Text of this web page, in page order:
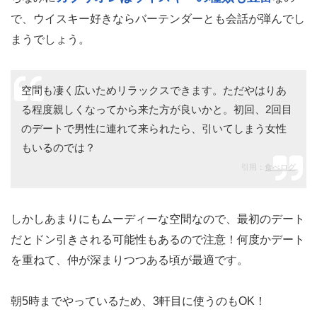
で、ウイスキー好きならバーテンダーとも会話が弾んでし
まうでしょう。
空間も凄く広いためリラックスできます。ただやはりあ
る程度親しくなってから来た方が良いかと。初回、2回目
のデートで男性に連れて来られたら、引いてしまう女性
もいるのでは？
引用： 食べログ
しかしあまりにもムーディーな空間なので、最初のデート
だとドン引きされる可能性もあるので注意！何度かデート
を重ねて、仲が深まりつつある頃が最適です。
朝5時までやっているため、3軒目に使うのもOK！